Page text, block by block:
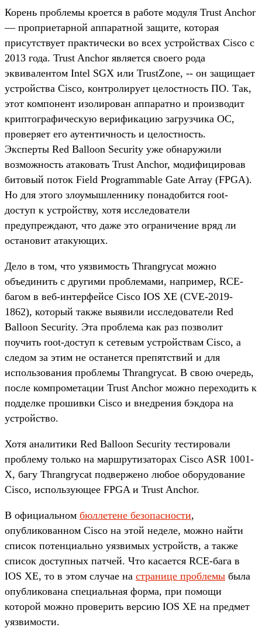
Корень проблемы кроется в работе модуля Trust Anchor
— проприетарной аппаратной защите, которая
присутствует практически во всех устройствах Cisco с
2013 года. Trust Anchor является своего рода
эквивалентом Intel SGX или TrustZone, -- он защищает
устройства Cisco, контролирует целостность ПО. Так,
этот компонент изолирован аппаратно и производит
криптографическую верификацию загрузчика ОС,
проверяет его аутентичность и целостность.
Эксперты Red Balloon Security уже обнаружили
возможность атаковать Trust Anchor, модифицировав
битовый поток Field Programmable Gate Array (FPGA).
Но для этого злоумышленнику понадобится root-
доступ к устройству, хотя исследователи
предупреждают, что даже это ограничение вряд ли
остановит атакующих.
Дело в том, что уязвимость Thrangrycat можно
объединить с другими проблемами, например, RCE-
багом в веб-интерфейсе Cisco IOS XE (CVE-2019-
1862), который также выявили исследователи Red
Balloon Security. Эта проблема как раз позволит
поучить root-доступ к сетевым устройствам Cisco, а
следом за этим не останется препятствий и для
использования проблемы Thrangrycat. В свою очередь,
после компрометации Trust Anchor можно переходить к
подделке прошивки Cisco и внедрения бэкдора на
устройство.
Хотя аналитики Red Balloon Security тестировали
проблему только на маршрутизаторах Cisco ASR 1001-
X, багу Thrangrycat подвержено любое оборудование
Cisco, использующее FPGA и Trust Anchor.
В официальном бюллетене безопасности,
опубликованном Cisco на этой неделе, можно найти
список потенциально уязвимых устройств, а также
список доступных патчей. Что касается RCE-бага в
IOS XE, то в этом случае на странице проблемы была
опубликована специальная форма, при помощи
которой можно проверить версию IOS XE на предмет
уязвимости.